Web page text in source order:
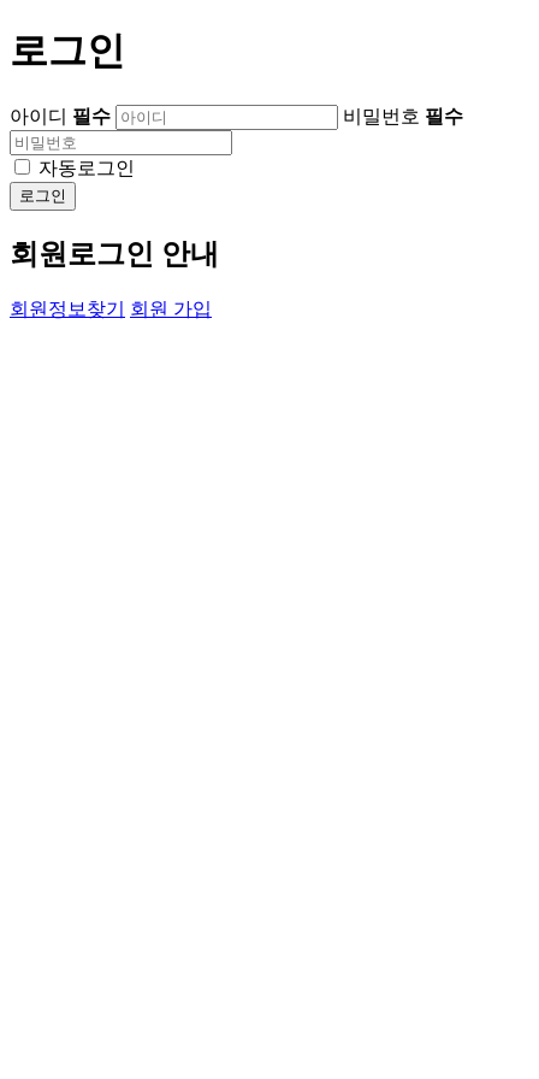
로그인
아이디 필수 비밀번호 필수
자동로그인
로그인
회원로그인 안내
회원정보찾기 회원 가입